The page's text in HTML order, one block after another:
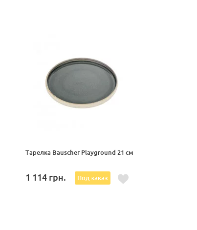
Тарелка Bauscher Playground 21 см
1 114 грн. Под заказ